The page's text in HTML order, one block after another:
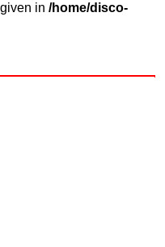
in /home/disco-